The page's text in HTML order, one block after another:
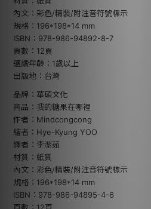
內文：彩色/精裝/附注音符號標示
規格：196*198*14 mm
ISBN：978-986-94892-8-7
頁數：12頁
適讀年齡：1歲以上
出版地：台灣
品牌：華碩文化
商品：我的糖果在哪裡
作者：Mindcongcong
繪者：Hye-Kyung YOO
譯者：李潔茹
材質：紙質
內文：彩色/精裝/附注音符號標示
規格：196*198*14 mm
ISBN：978-986-94895-4-6